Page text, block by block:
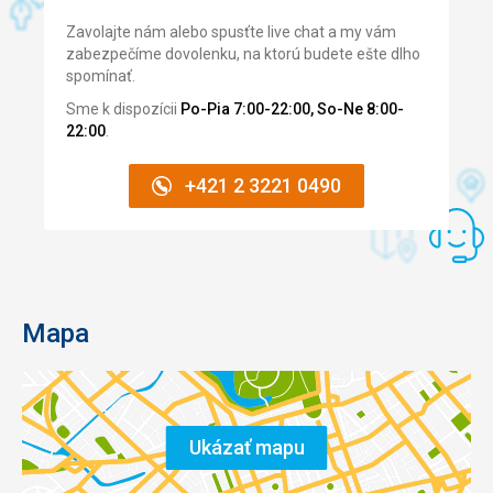
Zavolajte nám alebo spusťte live chat a my vám
zabezpečíme dovolenku, na ktorú budete ešte dlho
spomínať.
Sme k dispozícii Po-Pia 7:00-22:00, So-Ne 8:00-
22:00.
+421 2 3221 0490
Mapa
Ukázať mapu